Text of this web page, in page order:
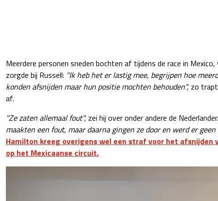
Meerdere personen sneden bochten af tijdens de race in
zorgde bij Russell: "Ik heb het er lastig mee, begrijpen hoe
konden afsnijden maar hun positie mochten behouden", zo
af.
"Ze zaten allemaal fout", zei hij over onder andere de
maakten een fout, maar daarna gingen ze door en werd er
Hamilton kreeg overigens wel een straf voor het afsnijden
op het Mexicaanse circuit.